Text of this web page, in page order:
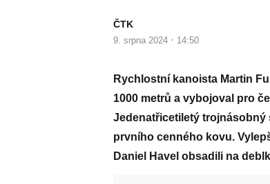
ČTK
9. srpna 2024 · 14:50
Rychlostní kanoista Martin
1000 metrů a vybojoval pro
Jedenatřicetiletý trojnásobný
prvního cenného kovu.
Daniel Havel obsadili na